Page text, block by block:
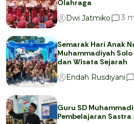
Olahraga
Dwi Jatmiko
3
Semarak Hari Anak
Muhammadiyah Solo
dan Wisata Sejarah
Endah Rusdiyani
Guru SD
Pembelajaran